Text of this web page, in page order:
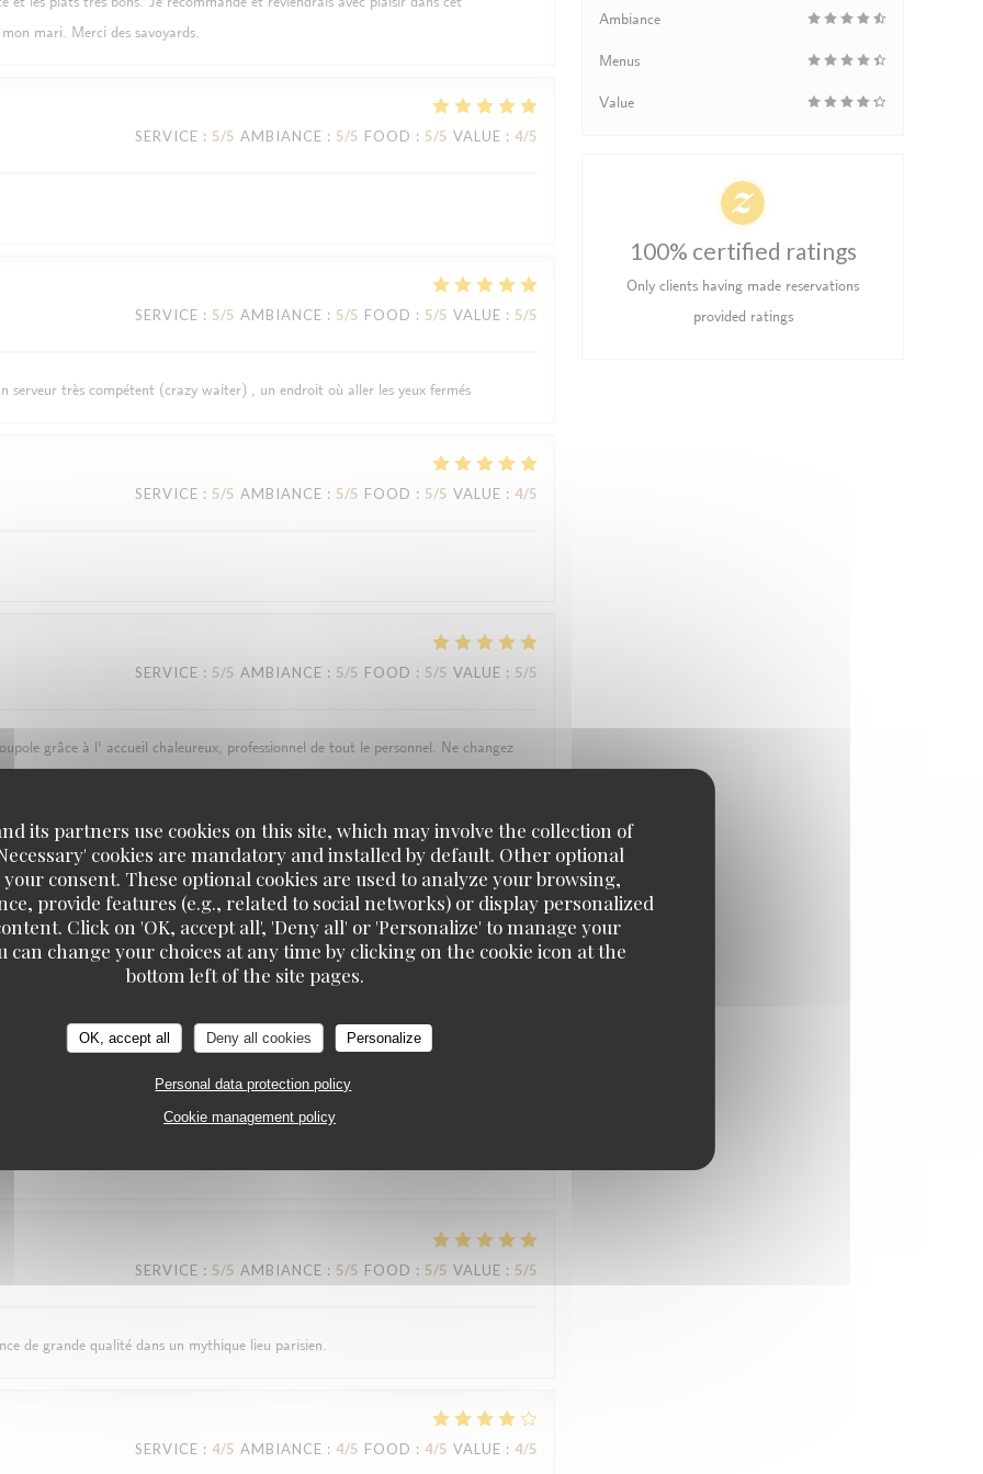
its partners use cookies on this site, which may involve the collection of
cookies are mandatory and installed by default. Other optional
consent. These optional cookies are used to analyze your browsing,
provide features (e.g., related to social networks) or display personalized
Click on 'OK, accept all', 'Deny all' or 'Personalize' to manage your
can change your choices at any time by clicking on the cookie icon at the
bottom left of the site pages.
OK, accept all Deny all cookies Personalize
Personal data protection policy
Cookie management policy
mari. Merci des savoyards.
SERVICE : 5/5 AMBIANCE : 5/5 FOOD : 5/5 VALUE : 4/5
SERVICE : 5/5 AMBIANCE : 5/5 FOOD : 5/5 VALUE : 5/5
serveur très compétent (crazy waiter) , un endroit où aller les yeux fermés
SERVICE : 5/5 AMBIANCE : 5/5 FOOD : 5/5 VALUE : 4/5
SERVICE : 5/5 AMBIANCE : 5/5 FOOD : 5/5 VALUE : 5/5
grâce à l' accueil chaleureux, professionnel de tout le personnel. Ne changez
SERVICE: 5/5 AMBIANCE : 5/5 FOOD: 5/5 VALUE: 5/5
curry d'agneau est une tuerie !!!), la "coupole" est une excellente adresse.
généreuses, un haut niveau de service, pas d’attente ni de précipitation. Une très
SERVICE : 5/5 AMBIANCE : 5/5 FOOD : 5/5 VALUE : 5/5
de grande qualité dans un mythique lieu parisien.
SERVICE : 4/5 AMBIANCE : 4/5 FOOD : 4/5 VALUE : 4/5
Ambiance
Menus
Value
100% certified ratings
Only clients having made reservations
provided ratings